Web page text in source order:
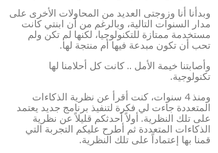
وبدأنا أنا وزوجتى العديد من المحاولات الأخرى على
مدار السنوات التالية، وبالرغم من أن ابنتي كانت
مستخدمة ممتازة للتكنولوجيا، لكنها لم تكن ولم
تحب أن تكون مبدعة فيها أم منتجة لها.
وأصابتنا خيمة الأمل .. كانت كل أحلامنا لها
تكنولوجية.
ومنذ 4 سنوات، كنت أقرأ عن نظرية الذكاءات
المتعددة جاءت لي فكرة لتنفيذ برنامج جديد يعتمد
على تلك النظرية. أولاً أحدثكم قليلاً عن نظرية
الذكاءات المتعددة ثم أطرح عليكم التجربة التي
قمنا بها إعتماداً على تلك النظرية.